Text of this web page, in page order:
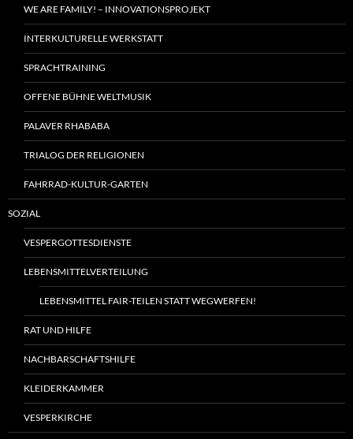
WE ARE FAMILY! – INNOVATIONSPROJEKT
INTERKULTURELLE WERKSTATT
SPRACHTRAINING
OFFENE BÜHNE WELTMUSIK
PALAVER RHABABA
TRIALOG DER RELIGIONEN
FAHRRAD-KULTUR-GARTEN
SOZIAL
VESPERGOTTESDIENSTE
LEBENSMITTELVERTEILUNG
LEBENSMITTEL FAIR-TEILEN STATT WEGWERFEN!
RAT UND HILFE
NACHBARSCHAFTSHILFE
KLEIDERKAMMER
VESPERKIRCHE